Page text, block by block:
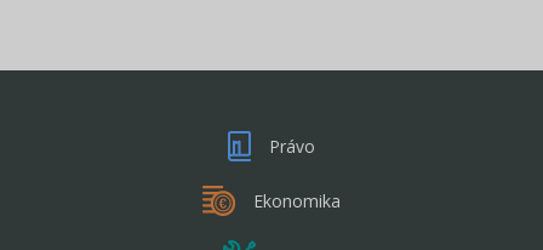
Právo
Ekonomika